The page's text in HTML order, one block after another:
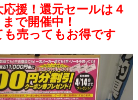
援！還元セールは４
で開催中！
も売ってもお得です